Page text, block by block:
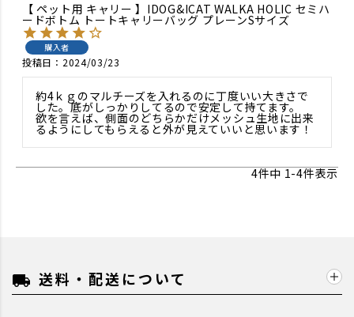
【 ペット用 キャリー 】IDOG&ICAT WALKA HOLIC セミハ
ードボトム トートキャリーバッグ プレーンSサイズ
購入者
投稿日 2024/03/23
約4ｋｇのマルチーズを入れるのに丁度いい大きさで
した。底がしっかりしてるので安定して持てます。
欲を言えば、側面のどちらかだけメッシュ生地に出来
るようにしてもらえると外が見えていいと思います！
4件中 1-4件表示
local_shipping 送料・配送について